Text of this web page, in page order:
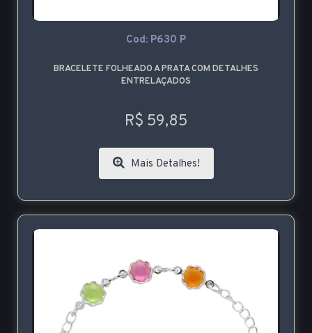
Cod: P630 P
BRACELETE FOLHEADO A PRATA COM DETALHES
ENTRELAÇADOS
R$ 59,85
Mais Detalhes!